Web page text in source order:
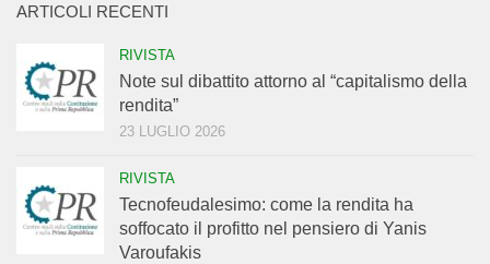
ARTICOLI RECENTI
RIVISTA
Note sul dibattito attorno al “capitalismo della
rendita”
23 LUGLIO 2026
RIVISTA
Tecnofeudalesimo: come la rendita ha
soffocato il profitto nel pensiero di Yanis
Varoufakis